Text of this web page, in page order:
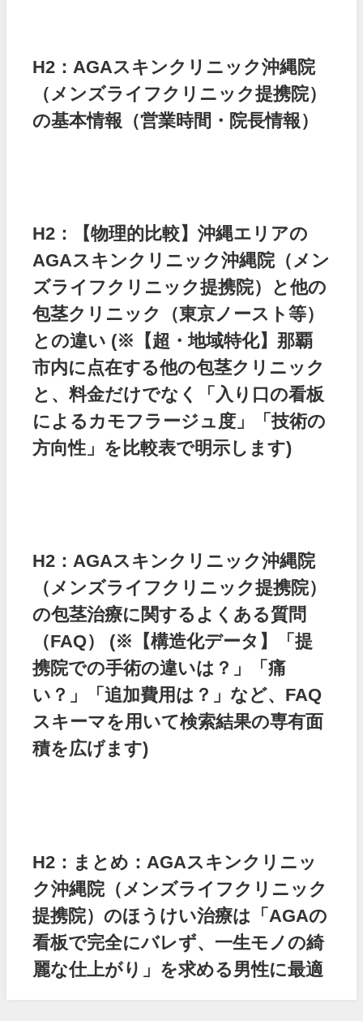
H2：AGAスキンクリニック沖縄院
（メンズライフクリニック提携院）
の基本情報（営業時間・院長情報）
H2：【物理的比較】沖縄エリアの
AGAスキンクリニック沖縄院（メン
ズライフクリニック提携院）と他の
包茎クリニック（東京ノースト等）
との違い (※【超・地域特化】那覇
市内に点在する他の包茎クリニック
と、料金だけでなく「入り口の看板
によるカモフラージュ度」「技術の
方向性」を比較表で明示します)
H2：AGAスキンクリニック沖縄院
（メンズライフクリニック提携院）
の包茎治療に関するよくある質問
（FAQ） (※【構造化データ】「提
携院での手術の違いは？」「痛
い？」「追加費用は？」など、FAQ
スキーマを用いて検索結果の専有面
積を広げます)
H2：まとめ：AGAスキンクリニッ
ク沖縄院（メンズライフクリニック
提携院）のほうけい治療は「AGAの
看板で完全にバレず、一生モノの綺
麗な仕上がり」を求める男性に最適